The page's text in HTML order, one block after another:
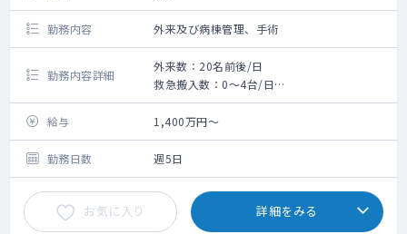
勤務内容 外来及び病棟管理、手術
勤務内容詳細
外来数：20名前後/日
救急搬入数：0～4台/日
手術数：150件/年
給与
1,400万円～
勤務日数 週5日
お気に入り 詳細をみる